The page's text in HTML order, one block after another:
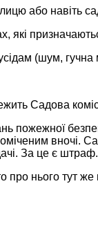
або навіть
які
(шум, гучна
Садова
пожежної
вночі.
За це є штраф.
нього тут же